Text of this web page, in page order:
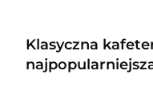
Klasyczna